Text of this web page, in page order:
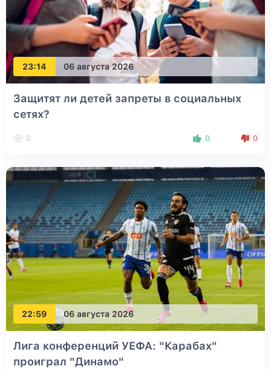
23:14 06 августа 2026
Защитят ли детей запреты в социальных
сетях?
0 0 0
22:59 06 августа 2026
Лига конференций УЕФА: "Карабах"
проиграл "Динамо"